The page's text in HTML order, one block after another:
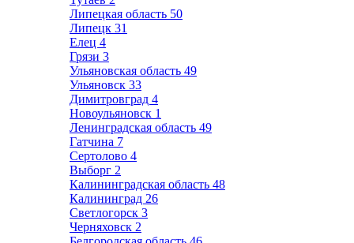
Липецкая область 50
Липецк 31
Елец 4
Грязи 3
Ульяновская область 49
Ульяновск 33
Димитровград 4
Новоульяновск 1
Ленинградская область 49
Гатчина 7
Сертолово 4
Выборг 2
Калининградская область 48
Калининград 26
Светлогорск 3
Черняховск 2